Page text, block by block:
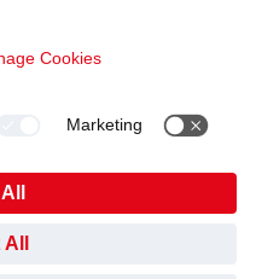
informasjon
og Whistleblowing